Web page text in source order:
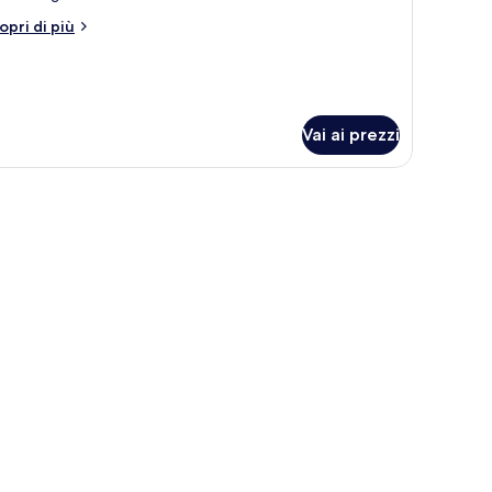
di più
Vai ai prezzi